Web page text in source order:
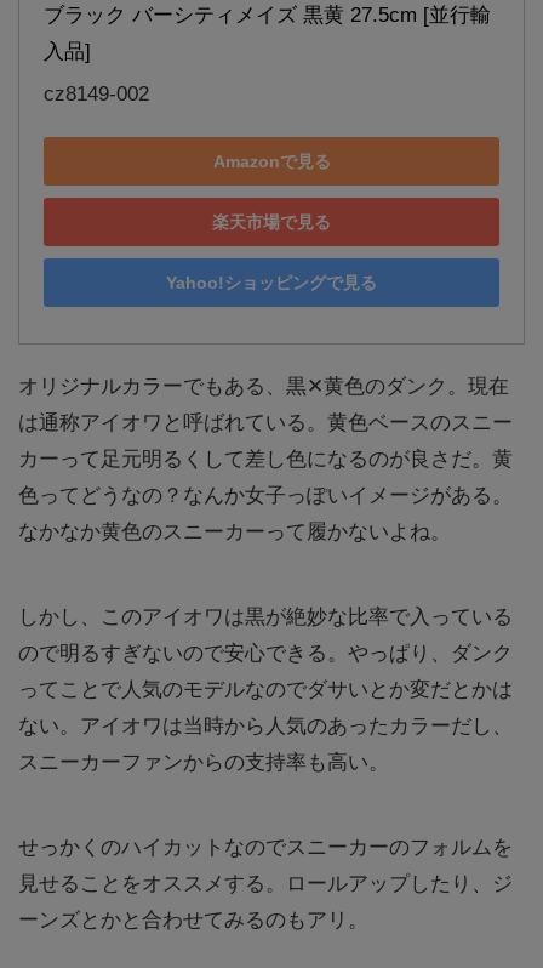
ブラック バーシティメイズ 黒黄 27.5cm [並行輸
入品]
cz8149-002
Amazonで見る
楽天市場で見る
Yahoo!ショッピングで見る
オリジナルカラーでもある、黒✕黄色のダンク。現在
は通称アイオワと呼ばれている。黄色ベースのスニー
カーって足元明るくして差し色になるのが良さだ。黄
色ってどうなの？なんか女子っぽいイメージがある。
なかなか黄色のスニーカーって履かないよね。
しかし、このアイオワは黒が絶妙な比率で入っている
ので明るすぎないので安心できる。やっぱり、ダンク
ってことで人気のモデルなのでダサいとか変だとかは
ない。アイオワは当時から人気のあったカラーだし、
スニーカーファンからの支持率も高い。
せっかくのハイカットなのでスニーカーのフォルムを
見せることをオススメする。ロールアップしたり、ジ
ーンズとかと合わせてみるのもアリ。